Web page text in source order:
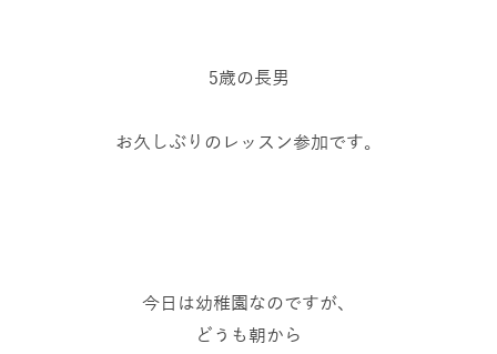
5歳の長男
お久しぶりのレッスン参加です。
今日は幼稚園なのですが、
どうも朝から